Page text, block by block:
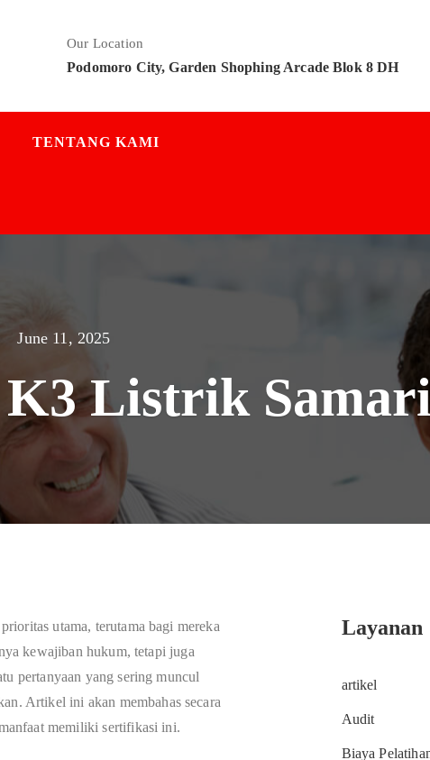
Our Location
Podomoro City, Garden Shophing Arcade Blok 8 DH
TENTANG KAMI
June 11, 2025
Listrik
utama, terutama bagi mereka
kewajiban hukum, tetapi juga
pertanyaan yang sering muncul
Artikel ini akan membahas secara
memiliki sertifikasi ini.
Layanan
artikel
Audit
Biaya